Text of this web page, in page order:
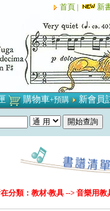
首頁 | 新
購物車+預購 新會員
在分類：教材‧教具 --> 音樂用教